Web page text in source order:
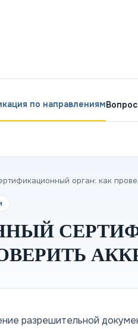
по направлениям
орган: как
разрешительной